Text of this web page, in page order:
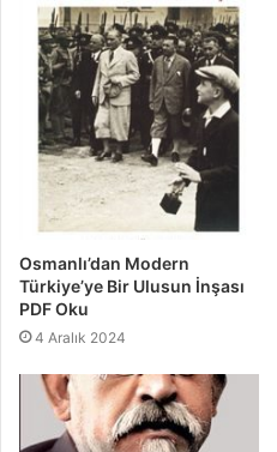
Osmanlı’dan Modern
Türkiye’ye Bir Ulusun İnşası
PDF Oku
4 Aralık 2024